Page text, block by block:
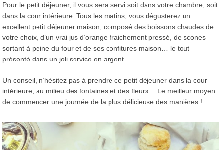
Pour le petit déjeuner, il vous sera servi soit dans votre chambre, soit
dans la cour intérieure. Tous les matins, vous dégusterez un
excellent petit déjeuner maison, composé des boissons chaudes de
votre choix, d’un vrai jus d’orange fraichement pressé, de scones
sortant à peine du four et de ses confitures maison… le tout
présenté dans un joli service en argent.
Un conseil, n’hésitez pas à prendre ce petit déjeuner dans la cour
intérieure, au milieu des fontaines et des fleurs… Le meilleur moyen
de commencer une journée de la plus délicieuse des manières !